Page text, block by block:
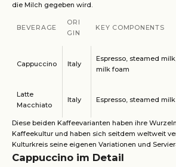
die Milch gegeben wird.
BEVERAGE
ORI
GIN
KEY COMPONENTS
Cappuccino Italy
Espresso, steamed
milk foam
Latte
Macchiato
Italy Espresso, steamed milk
Diese beiden Kaffeevarianten haben ihre
Kaffeekultur und haben sich seitdem weltweit
Kulturkreis seine eigenen Variationen und
Cappuccino im Detail